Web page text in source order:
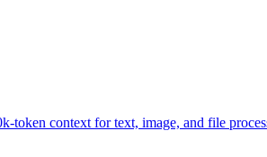
context for text, image, and file